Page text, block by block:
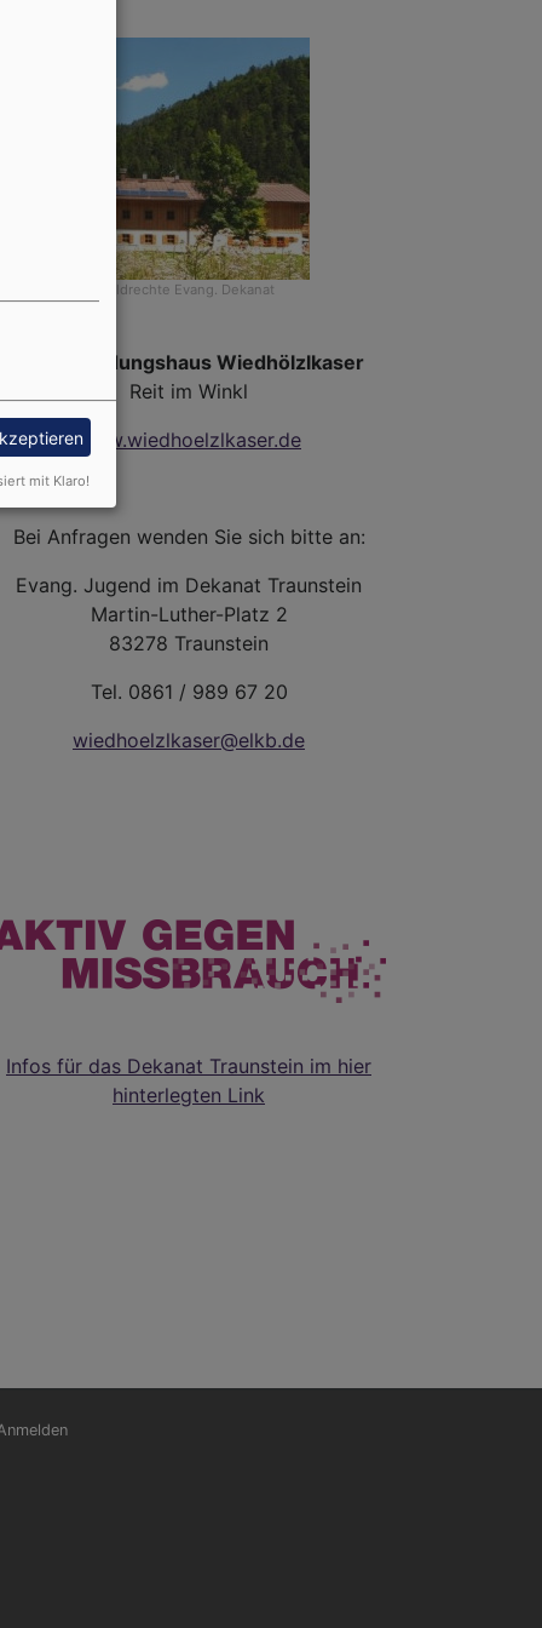
Bildrechte Evang. Dekanat
Jugendbildungshaus Wiedhölzlkaser
Reit im Winkl
www.wiedhoelzlkaser.de
Bei Anfragen wenden Sie sich bitte an:
Evang. Jugend im Dekanat Traunstein
Martin-Luther-Platz 2
83278 Traunstein
Tel. 0861 / 989 67 20
wiedhoelzlkaser@elkb.de
Infos für das Dekanat Traunstein im hier
hinterlegten Link
mit Klaro!